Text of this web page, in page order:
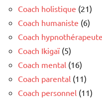
Coach holistique (21)
Coach humaniste (6)
Coach
Coach Ikigaï(5)
Coach mental (16)
Coach parental (11)
Coach personnel (11)